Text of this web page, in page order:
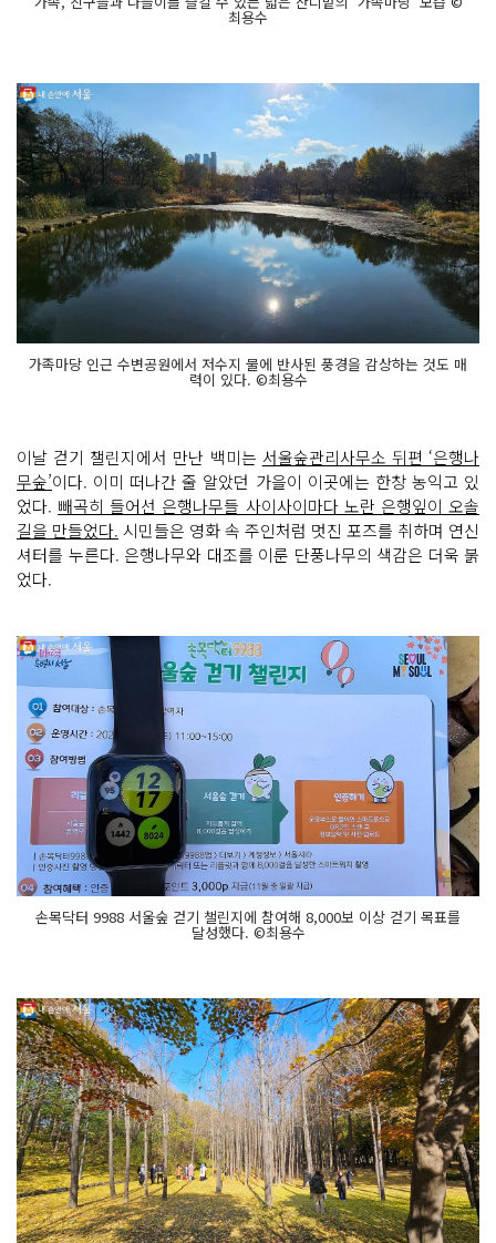
최용수
가족마당 인근 수변공원에서 저수지 물에 반사된 풍경을 감상하는 것도 매
력이 있다. ©최용수
이날 걷기 챌린지에서 만난 백미는 서울숲관리사무소 뒤편 ‘은행나
무숲’이다. 이미 떠나간 줄 알았던 가을이 이곳에는 한창 농익고 있
었다. 빼곡히 들어선 은행나무들 사이사이마다 노란 은행잎이 오솔
길을 만들었다. 시민들은 영화 속 주인처럼 멋진 포즈를 취하며 연신
셔터를 누른다. 은행나무와 대조를 이룬 단풍나무의 색감은 더욱 붉
었다.
손목닥터 9988 서울숲 걷기 챌린지에 참여해 8,000보 이상 걷기 목표를
달성했다. ©최용수